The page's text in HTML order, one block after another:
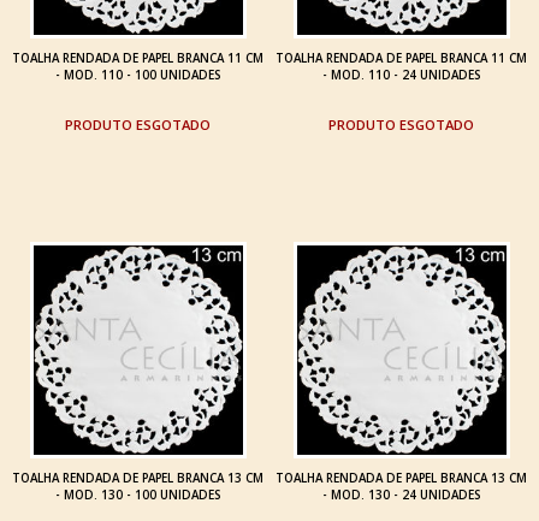
TOALHA RENDADA DE PAPEL BRANCA 11 CM
- MOD. 110 - 100 UNIDADES
ESGOTADO
TOALHA RENDADA DE PAPEL BRANCA 11 CM
- MOD. 110 - 24 UNIDADES
ESGOTADO
TOALHA RENDADA DE PAPEL BRANCA 13 CM
- MOD. 130 - 100 UNIDADES
TOALHA RENDADA DE PAPEL BRANCA 13 CM
- MOD. 130 - 24 UNIDADES